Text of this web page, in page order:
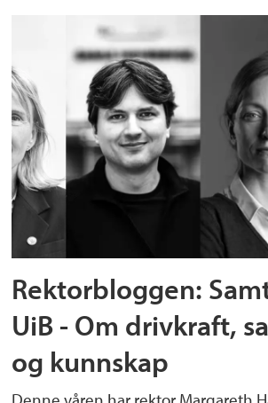
Rektorbloggen:
UiB - Om drivkraft,
og kunnskap